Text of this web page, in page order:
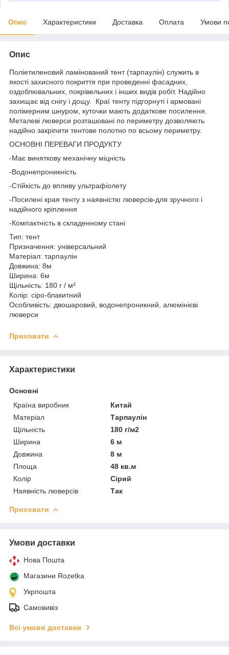
Опис Характеристики Доставка Оплата Умови
Опис
Поліетиленовий ламінований тент (тарпаулін) служить в
якості захисного покриття при проведенні фасадних,
оздоблювальних, покрівельних і інших видів робіт. Надійно
захищає від снігу і дощу. Краї тенту підгорнуті і армовані
полімерним шнуром, куточки мають додаткове посилення.
Металеві люверси розташовані по периметру дозволяють
надійно закріпити тентове полотно по всьому периметру.
ОСНОВНІ ПЕРЕВАГИ ПРОДУКТУ
-Має виняткову механічну міцність
-Водонепроникність
-Стійкість до впливу ультрафіолету
-Посилені края тенту з наявністю люверсів-для зручного і
надійного кріплення
-Компактність в складенному стані
Тип: тент
Призначення: універсальний
Матеріал: тарпаулін
Довжина: 8м
Ширина: 6м
Щільність: 180 г / м²
Колір: сіро-блакитний
Особливість: двошаровий, водонепроникний, алюмінієві
люверси
Приховати
Характеристики
Основні
Країна виробник
Китай
Матеріал
Тарпаулін
Щільність
180 г/м2
Ширина
6 м
Довжина
8 м
Площа
48 кв.м
Колір
Сірий
Наявність люверсів
Так
Приховати
Умови доставки
Нова Пошта
Магазини Rozetka
Укрпошта
Самовивіз
Всі умови доставки